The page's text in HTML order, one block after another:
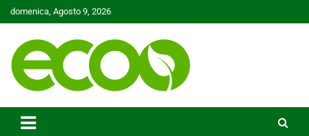
Skip
to
domenica, Agosto 9, 2026
Ecoo.it